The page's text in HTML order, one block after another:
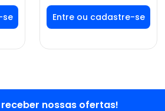
Faça seu login ou
cadastre-se para
ver preços e
nossas ofertas!